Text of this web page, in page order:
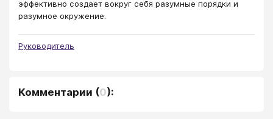
эффективно создает вокруг себя разумные порядки и
разумное окружение.
Руководитель
Комментарии (0):